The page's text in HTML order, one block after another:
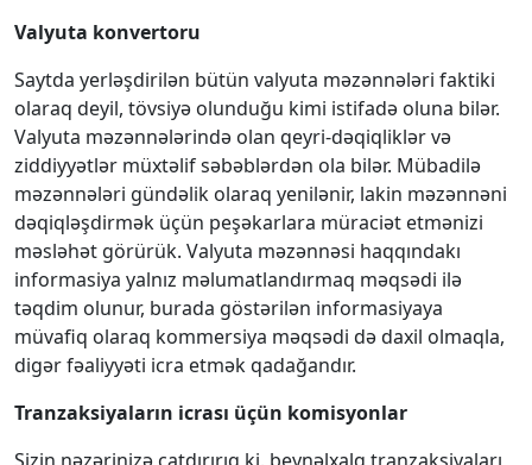
Valyuta konvertoru
Saytda yerləşdirilən bütün valyuta məzənnələri faktiki
olaraq deyil, tövsiyə olunduğu kimi istifadə oluna bilər.
Valyuta məzənnələrində olan qeyri-dəqiqliklər və
ziddiyyətlər müxtəlif səbəblərdən ola bilər. Mübadilə
məzənnələri gündəlik olaraq yenilənir, lakin məzənnəni
dəqiqləşdirmək üçün peşəkarlara müraciət etmənizi
məsləhət görürük. Valyuta məzənnəsi haqqındakı
informasiya yalnız məlumatlandırmaq məqsədi ilə
təqdim olunur, burada göstərilən informasiyaya
müvafiq olaraq kommersiya məqsədi də daxil olmaqla,
digər fəaliyyəti icra etmək qadağandır.
Tranzaksiyaların icrası üçün komisyonlar